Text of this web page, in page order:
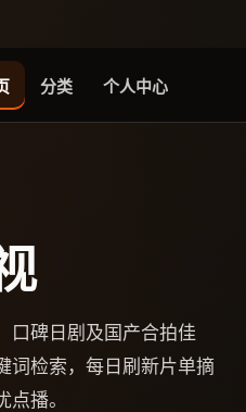
分类 个人中心
口碑日剧及国产合拍佳
词检索，每日刷新片单摘
播。